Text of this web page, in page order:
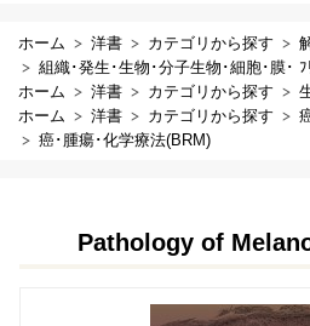
ホーム 洋書 カテゴリから探す
組織･発生･生物･分子生物･細胞･膜･ ﾌ
ホーム
洋書 カテゴリから探す
ホーム
洋書 カテゴリから探す
癌･腫瘍･化学療法(BRM)
Pathology of